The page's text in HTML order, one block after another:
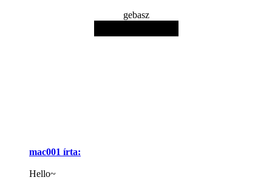
gebasz
mac001 írta:
Hello~